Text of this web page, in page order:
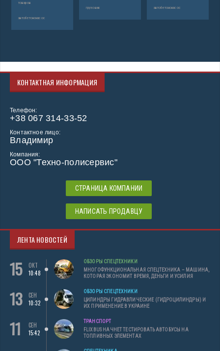
товаров
автобетононасос
грузовик автобетононасос
КОНТАКТНАЯ ИНФОРМАЦИЯ
Телефон:
+38 067 314-33-52
Контактное лицо:
Владимир
Компания:
ООО "Техно-полисервис"
СТРАНИЦА КОМПАНИИ
НАПИСАТЬ ПРОДАВЦУ
ЛЕНТА НОВОСТЕЙ
15
ОКТ
10:48
ОБЗОРЫ СПЕЦТЕХНИКИ
МНОГОФУНКЦИОНАЛЬНАЯ СПЕЦТЕХНИКА – МАШИНА,
КОТОРАЯ ЭКОНОМИТ ВРЕМЯ, ДЕНЬГИ И УСИЛИЯ
13
СЕН
10:32
ОБЗОРЫ СПЕЦТЕХНИКИ
ЦИЛИНДРЫ ГИДРАВЛИЧЕСКИЕ (ГИДРОЦИЛИНДРЫ) И
ИХ ПРИМЕНЕНИЕ В УКРАИНЕ
11
СЕН
15:42
ТРАНСПОРТ
FLIXBUS НАЧНЕТ ТЕСТИРОВАТЬ АВТОБУСЫ НА
ТОПЛИВНЫХ ЭЛЕМЕНТАХ